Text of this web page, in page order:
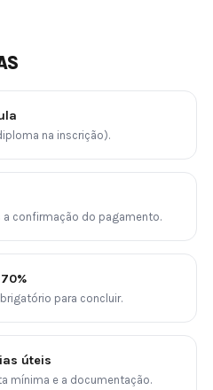
na inscrição).
a confirmação do pagamento.
para concluir.
úteis
mínima e a documentação.